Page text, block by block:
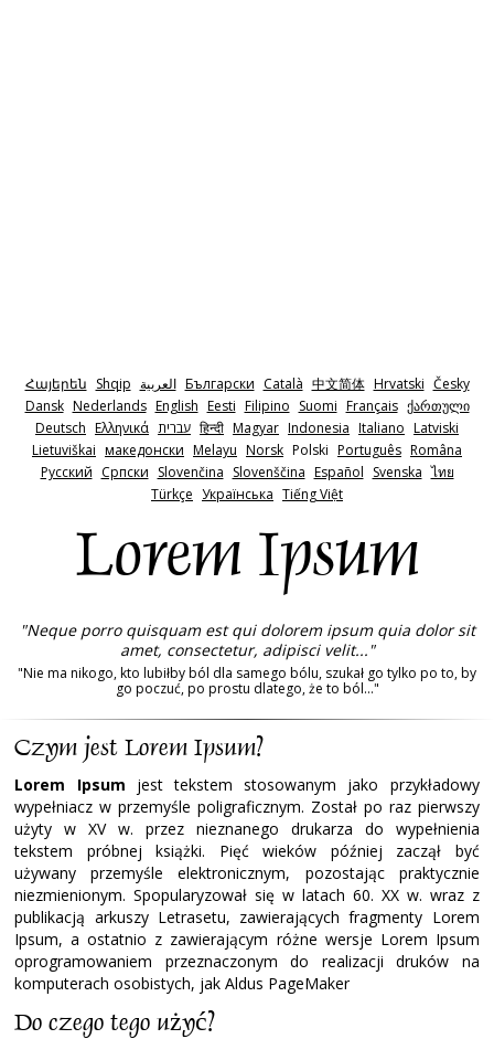
Հայերեն Shqip ‫العربية Български Català 中文简体 Hrvatski Česky
Dansk Nederlands English Eesti Filipino Suomi Français ქართული
Deutsch Ελληνικά ‫עברית हिन्दी Magyar Indonesia Italiano Latviski
Lietuviškai македонски Melayu Norsk Polski Português Româna
Pyccкий Српски Slovenčina Slovenščina Español Svenska ไทย
Türkçe Українська Tiếng Việt
Lorem Ipsum
"Neque porro quisquam est qui dolorem ipsum quia dolor sit
amet, consectetur, adipisci velit..."
"Nie ma nikogo, kto lubiłby ból dla samego bólu, szukał go tylko po to, by
go poczuć, po prostu dlatego, że to ból..."
Czym jest Lorem Ipsum?
Lorem Ipsum jest tekstem stosowanym jako przykładowy
wypełniacz w przemyśle poligraficznym. Został po raz pierwszy
użyty w XV w. przez nieznanego drukarza do wypełnienia
tekstem próbnej książki. Pięć wieków później zaczął być
używany przemyśle elektronicznym, pozostając praktycznie
niezmienionym. Spopularyzował się w latach 60. XX w. wraz z
publikacją arkuszy Letrasetu, zawierających fragmenty Lorem
Ipsum, a ostatnio z zawierającym różne wersje Lorem Ipsum
oprogramowaniem przeznaczonym do realizacji druków na
komputerach osobistych, jak Aldus PageMaker
Do czego tego użyć?